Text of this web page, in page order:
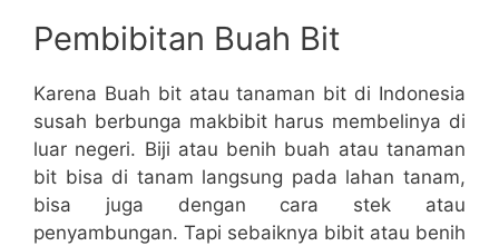
Pembibitan Buah Bit
Karena Buah bit atau tanaman bit di Indonesia
susah berbunga makbibit harus membelinya di
luar negeri. Biji atau benih buah atau tanaman
bit bisa di tanam langsung pada lahan tanam,
bisa juga dengan cara stek atau
penyambungan. Tapi sebaiknya bibit atau benih